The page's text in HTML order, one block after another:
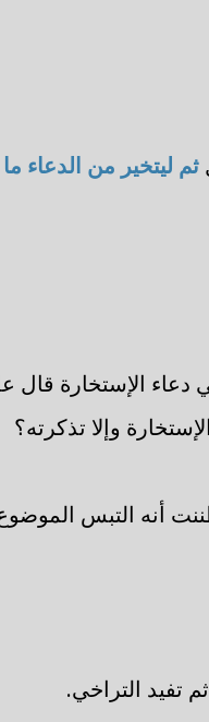
ثم ليتخير من الدعاء
الإستخارة قال
وإلا تذكرته؟
أنه التبس
تفيد التراخي.